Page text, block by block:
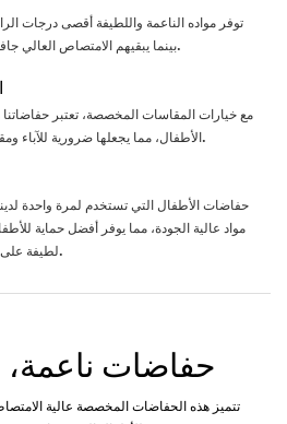
توفر مواده الناعمة واللطيفة أقصى درجات
بينما يبقيهم الامتصاص العالي جافين ومحميين.
مع خيارات المقاسات المخصصة، تعتبر حفاضاتنا
الأطفال، مما يجعلها ضرورية للآباء ومقدمي الرعاية.
حفاضات الأطفال التي تستخدم لمرة واحدة
مواد عالية الجودة، مما يوفر أفضل حماية
لطيفة على بشرتهم أيضًا.
حفاضات ناعمة،
تتميز هذه الحفاضات المخصصة عالية